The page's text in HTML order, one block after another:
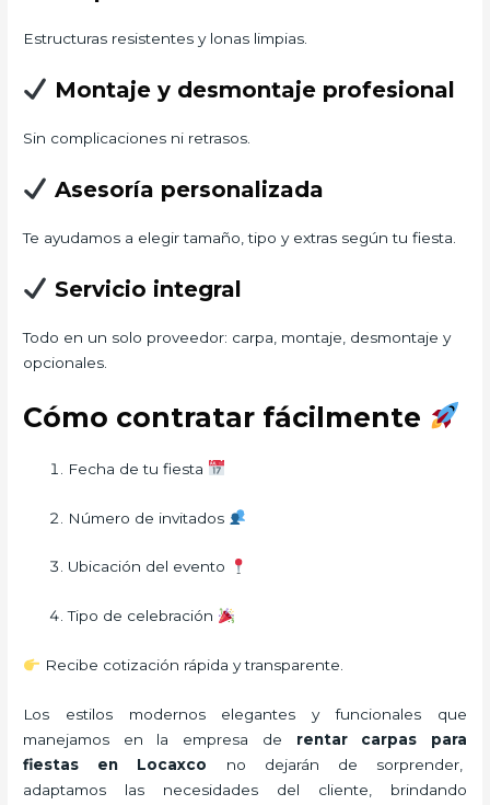
Estructuras resistentes y lonas limpias.
Montaje y desmontaje profesional
Sin complicaciones ni retrasos.
Asesoría personalizada
Te ayudamos a elegir tamaño, tipo y extras según tu fiesta.
Servicio integral
Todo en un solo proveedor: carpa, montaje, desmontaje y
opcionales.
Cómo contratar fácilmente
Fecha de tu fiesta
Número de invitados
Ubicación del evento
Tipo de celebración
Recibe cotización rápida y transparente.
Los estilos modernos elegantes y funcionales que
manejamos en la empresa de rentar carpas para
fiestas en Locaxco no dejarán de sorprender,
adaptamos las necesidades del cliente, brindando